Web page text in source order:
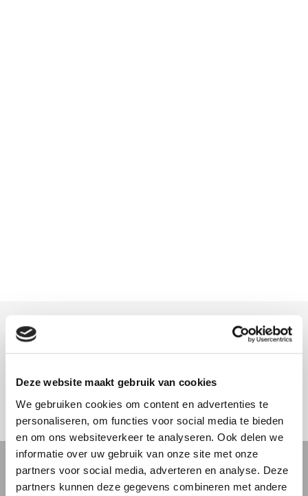
Deze website maakt gebruik van cookies
We gebruiken cookies om content en advertenties te
personaliseren, om functies voor social media te bieden
en om ons websiteverkeer te analyseren. Ook delen we
informatie over uw gebruik van onze site met onze
partners voor social media, adverteren en analyse. Deze
partners kunnen deze gegevens combineren met andere
Meer informatie
REVIT bibliotheek